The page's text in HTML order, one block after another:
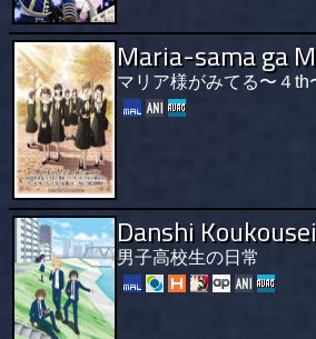
Maria-sama ga
マリア様がみてる〜４th
Danshi
男子高校生の日常